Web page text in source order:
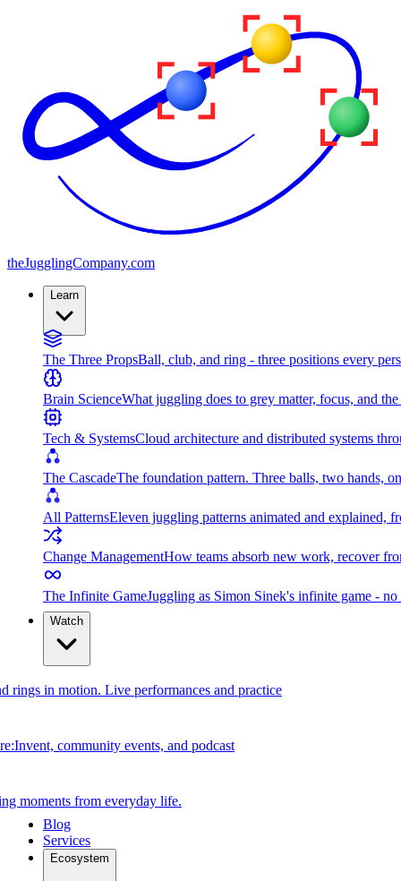
theJugglingCompany.com
Learn
The Three PropsBall, club, and ring - three positions every
Brain ScienceWhat juggling does to grey matter, focus, and
Tech & SystemsCloud architecture and distributed systems
The CascadeThe foundation pattern. Three balls, two hands,
All PatternsEleven juggling patterns animated and explained,
Change ManagementHow teams absorb new work, recover
The Infinite GameJuggling as Simon Sinek's infinite game -
Watch
rings in motion. Live performances and practice
community events, and podcast
moments from everyday life.
Blog
Services
Ecosystem